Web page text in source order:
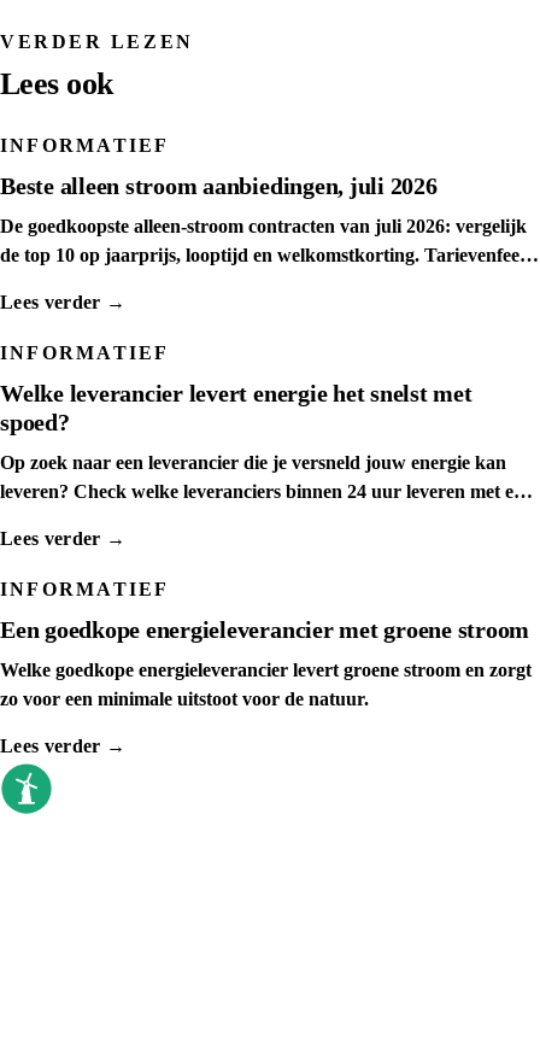
VERDER LEZEN
Lees ook
INFORMATIEF
Beste alleen stroom aanbiedingen, juli 2026
De goedkoopste alleen-stroom contracten van juli 2026: vergelijk
de top 10 op jaarprijs, looptijd en welkomstkorting. Tarievenfeed
Lees verder →
INFORMATIEF
Welke leverancier levert energie het snelst met
spoed?
Op zoek naar een leverancier die je versneld jouw energie kan
leveren? Check welke leveranciers binnen 24 uur leveren met een
Lees verder →
INFORMATIEF
Een goedkope energieleverancier met groene stroom
Welke goedkope energieleverancier levert groene stroom en zorgt
zo voor een minimale uitstoot voor de natuur.
Lees verder →